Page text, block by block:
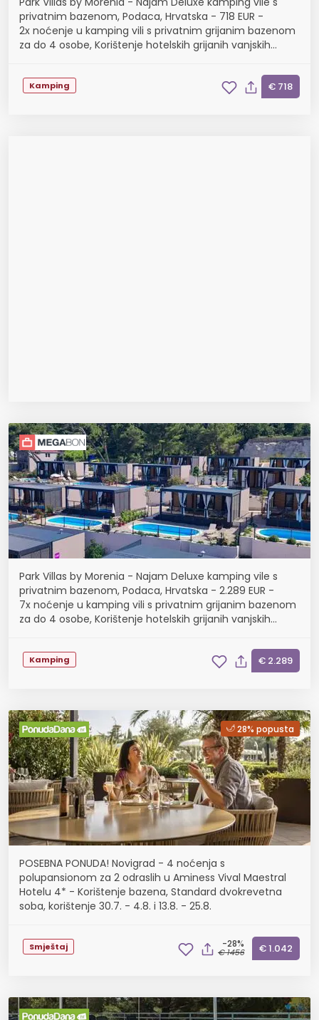
privatnim bazenom, Podaca, Hrvatska - 718 EUR -
2x noćenje u kamping vili s privatnim grijanim bazenom
za do 4 osobe, Korištenje hotelskih grijanih vanjskih
Kamping € 718
Park Villas by Morenia - Najam Deluxe kamping vile s
privatnim bazenom, Podaca, Hrvatska - 2.289 EUR -
7x noćenje u kamping vili s privatnim grijanim bazenom
za do 4 osobe, Korištenje hotelskih grijanih vanjskih
Kamping € 2.289
28% popusta
POSEBNA PONUDA! Novigrad - 4 noćenja s
polupansionom za 2 odraslih u Aminess Vival Maestral
Hotelu 4* - Korištenje bazena, Standard dvokrevetna
soba, korištenje 30.7. - 4.8. i 13.8. - 25.8.
Smještaj -28%
€ 1456 € 1.042